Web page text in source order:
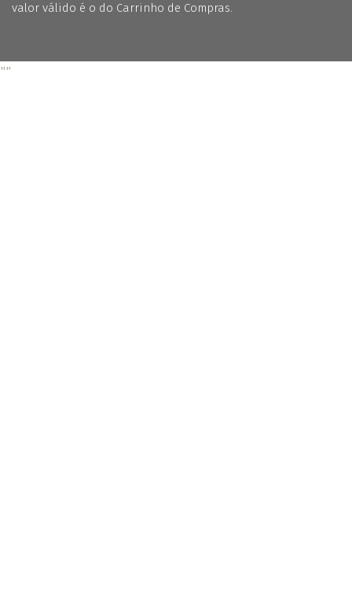
valor válido é o do Carrinho de Compras.
""